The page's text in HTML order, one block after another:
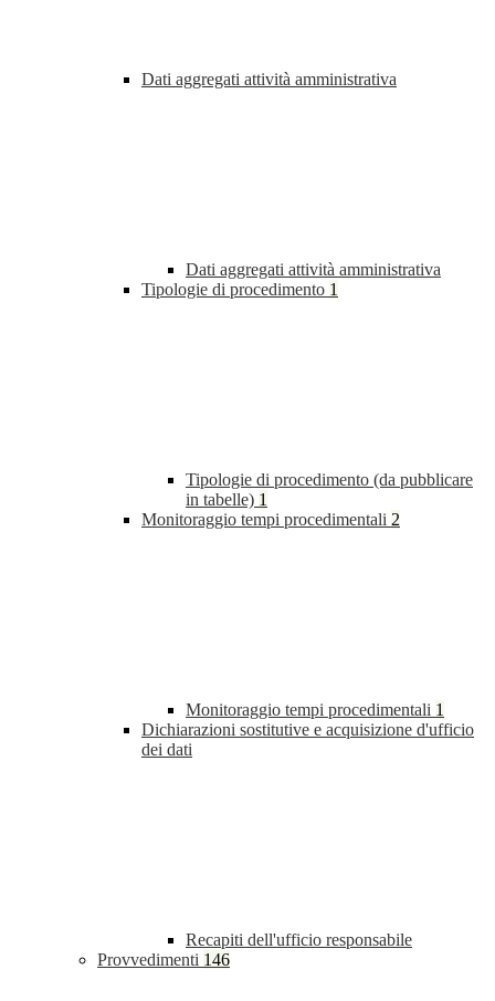
Dati aggregati attività amministrativa
Dati aggregati attività amministrativa
Tipologie di procedimento 1
Tipologie di procedimento (da pubblicare
in tabelle) 1
Monitoraggio tempi procedimentali 2
Monitoraggio tempi procedimentali 1
Dichiarazioni sostitutive e acquisizione d'ufficio
dei dati
Recapiti dell'ufficio responsabile
Provvedimenti 146